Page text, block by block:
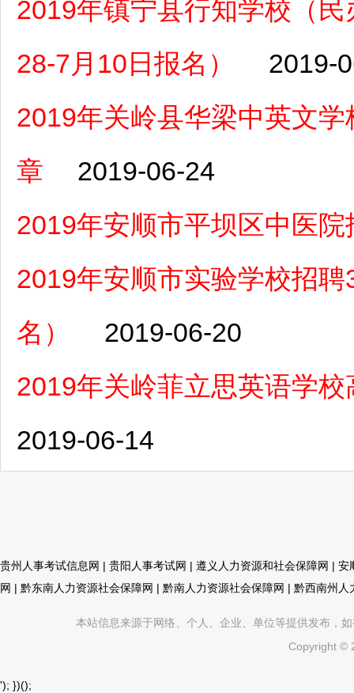
2019年镇宁县行知学校（
28-7月10日报名）
2019-
2019年关岭县华梁中英文
章
2019-06-24
2019年安顺市平坝区中医院
2019年安顺市实验学校招
名）
2019-06-20
2019年关岭菲立思英语学
2019-06-14
贵州人事考试信息网 | 贵阳人事考试网 | 遵义人力资源和社会保障网 | 安
网 | 黔东南人力资源社会保障网 | 黔南人力资源社会保障网 | 黔西南州人
本站信息来源于网络、个人、企业、单位等提供发布，
Copyright ©
'); })();